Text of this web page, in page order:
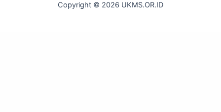
Copyright © 2026 UKMS.OR.ID